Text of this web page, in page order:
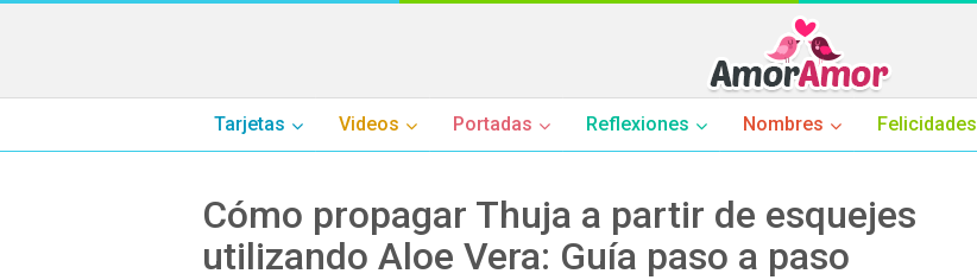
Tarjetas Videos Portadas Reflexiones Nombres Felicidades
Cómo propagar Thuja a partir de esquejes
utilizando Aloe Vera: Guía paso a paso